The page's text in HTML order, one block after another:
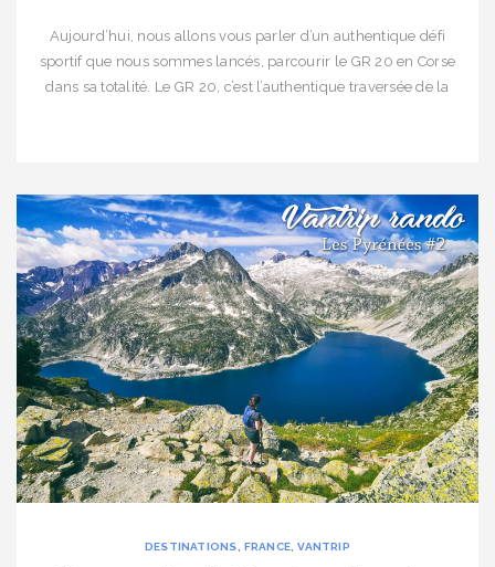
Aujourd’hui, nous allons vous parler d’un authentique défi
sportif que nous sommes lancés, parcourir le GR 20 en Corse
dans sa totalité. Le GR 20, c’est l’authentique traversée de la
DESTINATIONS FRANCE VANTRIP